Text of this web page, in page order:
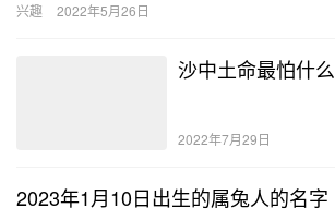
如何…
兴趣 2022年5月26日
沙中土命最怕什么
2022年7月29日
2023年1月10日出生的属兔人的名字